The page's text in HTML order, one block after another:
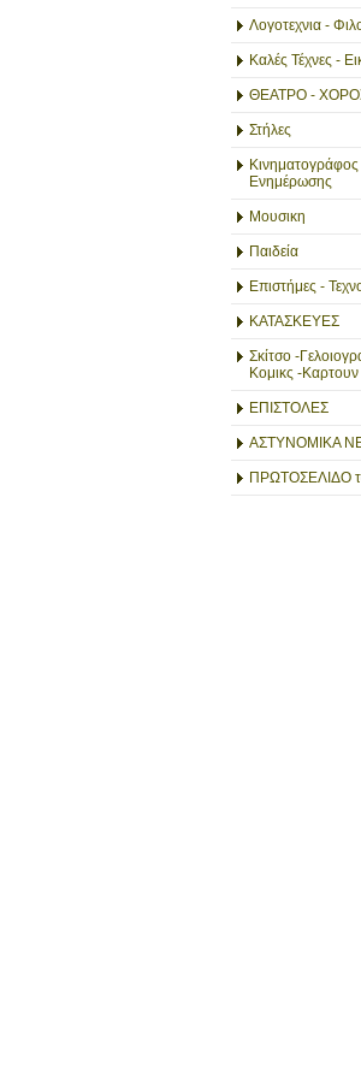
Λογοτεχνια -
Καλές Τέχνες -
ΘΕΑΤΡΟ -
Στήλες
Ενημέρωσης
Μουσικη
Παιδεία
Επιστήμες -
ΚΑΤΑΣΚΕΥΕΣ
Σκίτσο -
Κομικς -Καρτουν
ΕΠΙΣΤΟΛΕΣ
ΑΣΤΥΝΟΜΙΚΑ
ΠΡΩΤΟΣΕΛΙΔΟ